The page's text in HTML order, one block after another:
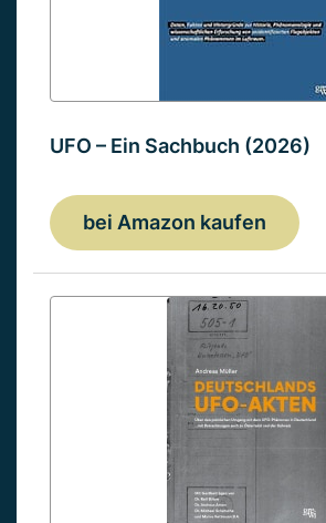
UFO – Ein Sachbuch (2026)
bei Amazon kaufen